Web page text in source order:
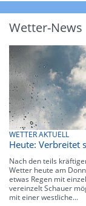
Wetter-News
WETTER AKTUELL
Heute: Verbreitet
Nach den teils
Wetter heute am
etwas Regen mit
vereinzelt Schauer
mit einer westliche...